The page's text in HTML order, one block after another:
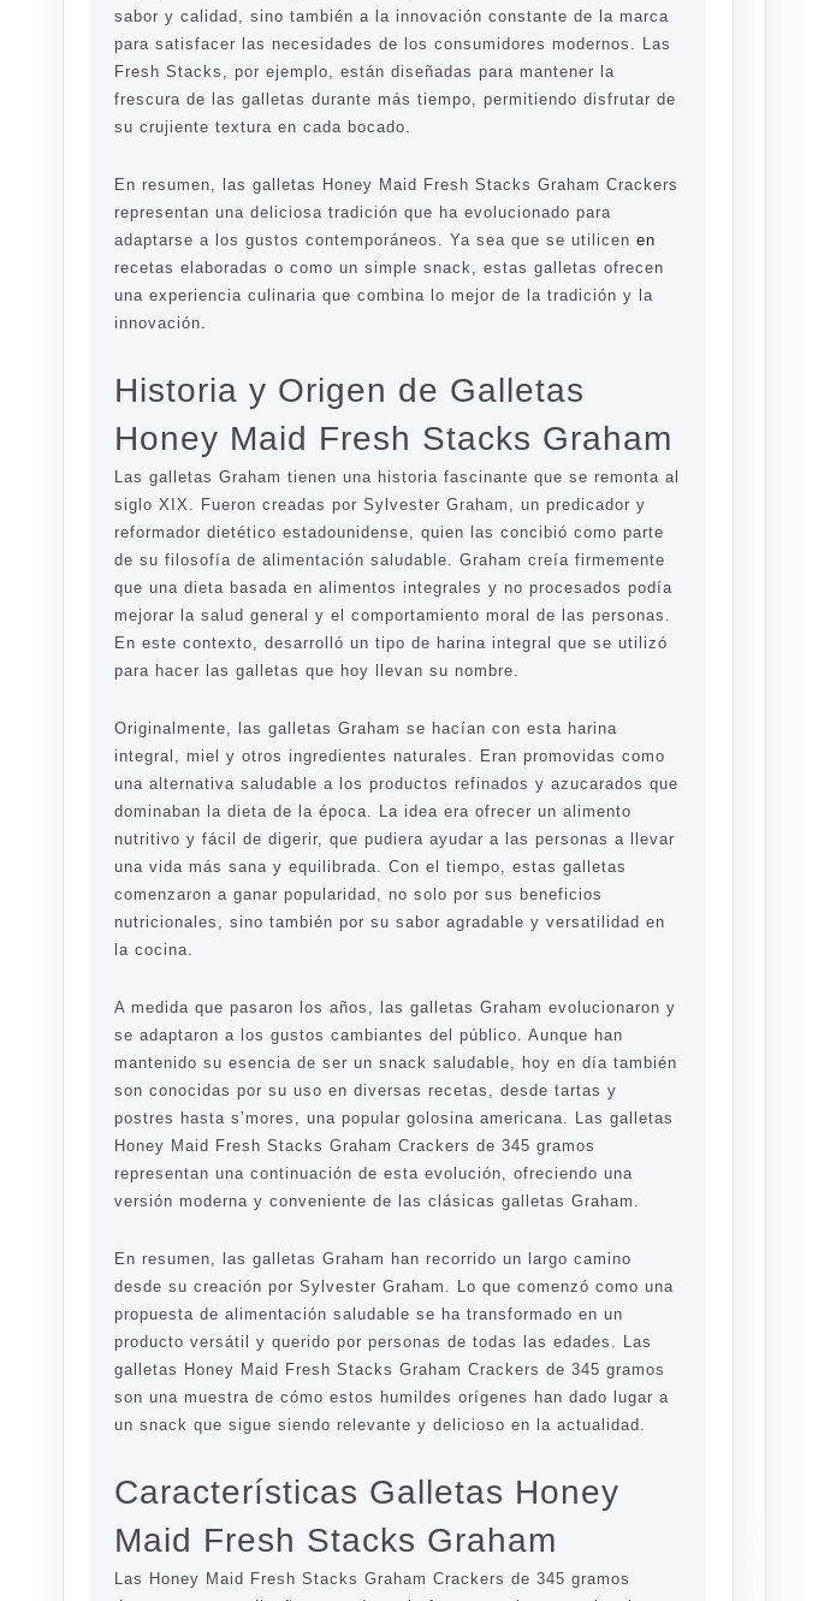
sabor y calidad, sino también a la innovación constante de la marca
para satisfacer las necesidades de los consumidores modernos. Las
Fresh Stacks, por ejemplo, están diseñadas para mantener la
frescura de las galletas durante más tiempo, permitiendo disfrutar de
su crujiente textura en cada bocado.
En resumen, las galletas Honey Maid Fresh Stacks Graham Crackers
representan una deliciosa tradición que ha evolucionado para
adaptarse a los gustos contemporáneos. Ya sea que se utilicenen
recetas elaboradas o como un simple snack, estas galletas ofrecen
una experiencia culinaria que combina lo mejor de la tradición y la
innovación.
Historia y Origen de Galletas
Honey Maid Fresh Stacks Graham
Las galletas Graham tienen una historia fascinante que se remonta al
siglo XIX. Fueron creadas por Sylvester Graham, un predicador y
reformador dietético estadounidense, quien las concibió como parte
de su filosofía de alimentación saludable. Graham creía firmemente
que una dieta basada en alimentos integrales y no procesados podía
mejorar la salud general y el comportamiento moral de las personas.
En este contexto, desarrolló un tipo de harina integral que se utilizó
para hacer las galletas que hoy llevan su nombre.
Originalmente, las galletas Graham se hacían con esta harina
integral, miel y otros ingredientes naturales. Eran promovidas como
una alternativa saludable a los productos refinados y azucarados que
dominaban la dieta de la época. La idea era ofrecer un alimento
nutritivo y fácil de digerir, que pudiera ayudar a las personas a llevar
una vida más sana y equilibrada. Con el tiempo, estas galletas
comenzaron a ganar popularidad, no solo por sus beneficios
nutricionales, sino también por su sabor agradable y versatilidad en
la cocina.
A medida que pasaron los años, las galletas Graham evolucionaron y
se adaptaron a los gustos cambiantes del público. Aunque han
mantenido su esencia de ser un snack saludable, hoy en día también
son conocidas por su uso en diversas recetas, desde tartas y
postres hasta s’mores, una popular golosina americana. Las galletas
Honey Maid Fresh Stacks Graham Crackers de 345 gramos
representan una continuación de esta evolución, ofreciendo una
versión moderna y conveniente de las clásicas galletas Graham.
En resumen, las galletas Graham han recorrido un largo camino
desde su creación por Sylvester Graham. Lo que comenzó como una
propuesta de alimentación saludable se ha transformado en un
producto versátil y querido por personas de todas las edades. Las
galletas Honey Maid Fresh Stacks Graham Crackers de 345 gramos
son una muestra de cómo estos humildes orígenes han dado lugar a
un snack que sigue siendo relevante y delicioso en la actualidad.
Características Galletas Honey
Maid Fresh Stacks Graham
Las Honey Maid Fresh Stacks Graham Crackers de 345 gramos